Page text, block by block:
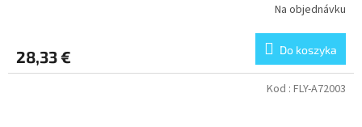
Na objednávku
28,33 € Do koszyka
Kod : FLY-A72003